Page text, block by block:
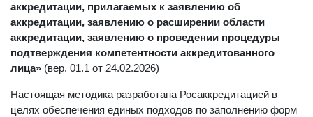
аккредитации, прилагаемых к заявлению об
аккредитации, заявлению о расширении области
аккредитации, заявлению о проведении процедуры
подтверждения компетентности аккредитованного
лица» (вер. 01.1 от 24.02.2026)
Настоящая методика разработана Росаккредитацией в
целях обеспечения единых подходов по заполнению форм